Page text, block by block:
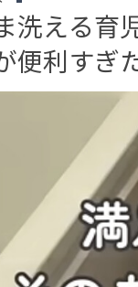
洗える育
便利すぎ